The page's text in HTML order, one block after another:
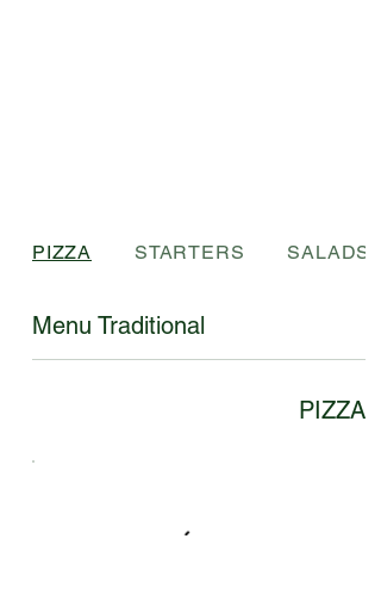
Menu Traditional
PIZZA
PIZZA STARTERS SALADS